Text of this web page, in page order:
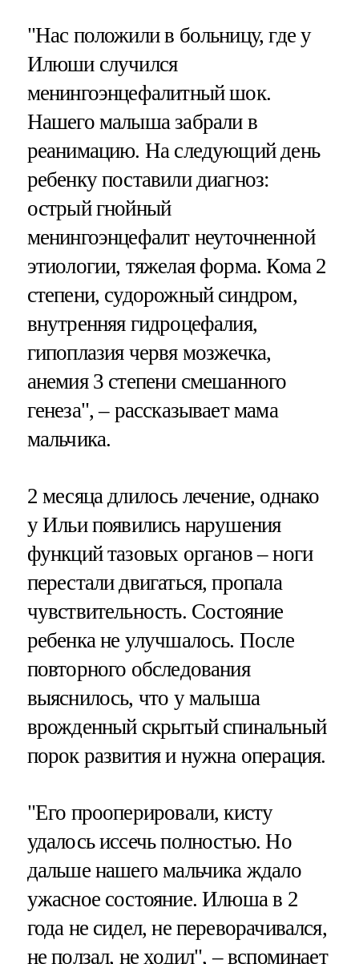
"Нас положили в больницу, где у
Илюши случился
менингоэнцефалитный шок.
Нашего малыша забрали в
реанимацию. На следующий день
ребенку поставили диагноз:
острый гнойный
менингоэнцефалит неуточненной
этиологии, тяжелая форма. Кома 2
степени, судорожный синдром,
внутренняя гидроцефалия,
гипоплазия червя мозжечка,
анемия 3 степени смешанного
генеза", – рассказывает мама
мальчика.
2 месяца длилось лечение, однако
у Ильи появились нарушения
функций тазовых органов – ноги
перестали двигаться, пропала
чувствительность. Состояние
ребенка не улучшалось. После
повторного обследования
выяснилось, что у малыша
врожденный скрытый спинальный
порок развития и нужна операция.
"Его прооперировали, кисту
удалось иссечь полностью. Но
дальше нашего мальчика ждало
ужасное состояние. Илюша в 2
года не сидел, не переворачивался,
не ползал, не ходил", – вспоминает